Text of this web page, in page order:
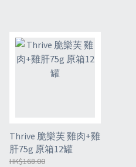
Thrive 脆樂芙 雞肉+雞
肝75g 原箱12罐
HK$168.00